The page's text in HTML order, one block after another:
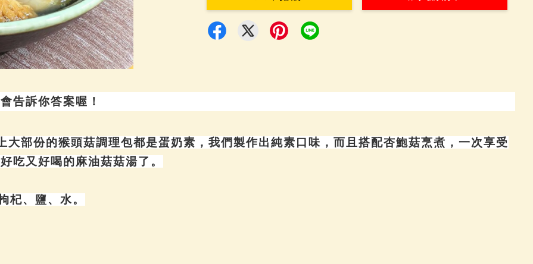
告訴你答案喔！
大部份的猴頭菇調理包都是蛋奶素，我們製作出純素口味，而且搭配杏鮑菇烹煮，一次享受
吃又好喝的麻油菇菇湯了。
杞、鹽、水。